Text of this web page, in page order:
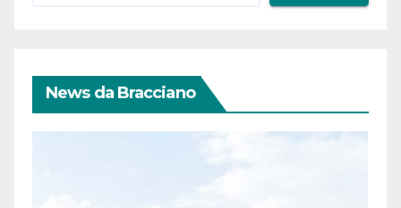
News da Bracciano